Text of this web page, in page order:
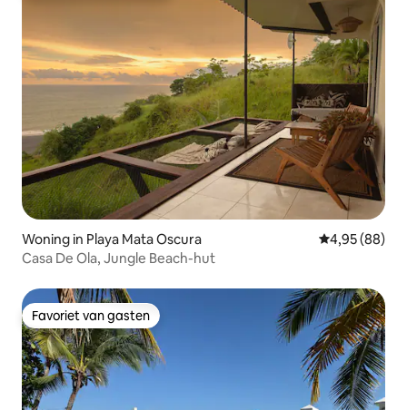
Woning in Playa Mata Oscura Gemiddelde
4,95 (88)
Casa De Ola, Jungle Beach-hut
Favoriet van gasten
Favoriet van gasten